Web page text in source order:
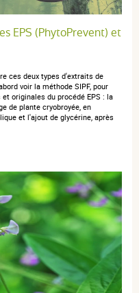
Merci
commande du 10 mars
commande du 03 janvier
EPS (PhytoPrevent) et
ces deux types d'extraits de
voir la méthode SIPF, pour
originales du procédé EPS : la
de plante cryobroyée, en
et l'ajout de glycérine, après